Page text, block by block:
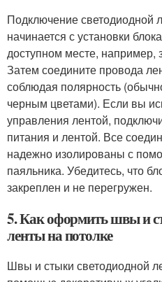
Подключение светодиодной
начинается с установки
доступном месте, например,
Затем соедините провода
соблюдая полярность
черным цветами). Если вы
управления лентой,
питания и лентой. Все
надежно изолированы с
паяльника. Убедитесь, что
закреплен и не перегружен.
5. Как оформить швы и
ленты на потолке
Швы и стыки светодиодной